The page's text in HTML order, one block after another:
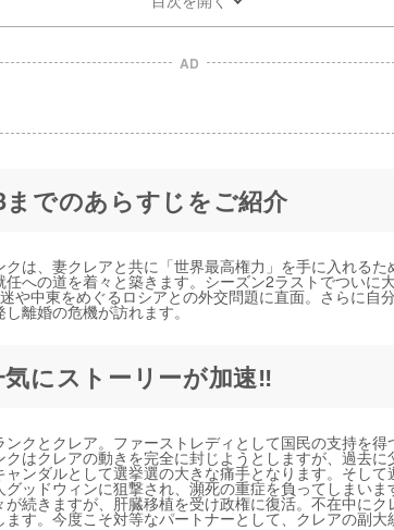
AD
でのあらすじをご紹介
は、妻クレアと共に「世界最高権力」を手に入れるた
への道を着々と築きます。シーズン2ラストでついに
や中東をめぐるロシアとの外交問題に直面。さらに自
離婚の危機が訪れます。
にストーリーが加速‼︎
クとクレア。ファーストレディとして国民の支持を
はクレアの動きを完全に封じようとしますが、過去
ンダルとして選挙選の大きな痛手となります。そし
ッドウィンに狙撃され、瀕死の重症を負ってしまい
続きますが、肝臓移植を受け政権に復活。不在中に
す。今度こそ対等なパートナーとして、クレアの副